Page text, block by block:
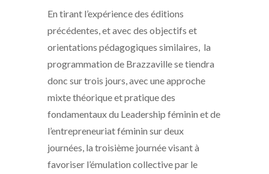
En tirant l’expérience des éditions
précédentes, et avec des objectifs et
orientations pédagogiques similaires, la
programmation de Brazzaville se tiendra
donc sur trois jours, avec une approche
mixte théorique et pratique des
fondamentaux du Leadership féminin et de
l’entrepreneuriat féminin sur deux
journées, la troisième journée visant à
favoriser l’émulation collective par le